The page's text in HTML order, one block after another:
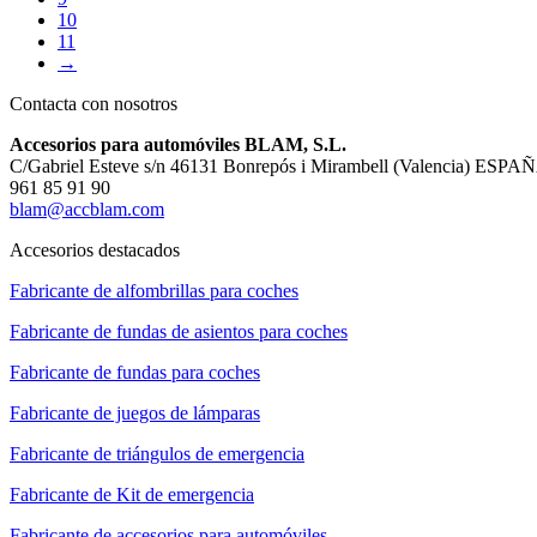
10
11
→
Contacta con nosotros
Accesorios para automóviles BLAM, S.L.
C/Gabriel Esteve s/n 46131 Bonrepós i Mirambell (Valencia)
961 85 91 90
blam@accblam.com
Accesorios destacados
Fabricante de alfombrillas para coches
Fabricante de fundas de asientos para coches
Fabricante de fundas para coches
Fabricante de juegos de lámparas
Fabricante de triángulos de emergencia
Fabricante de Kit de emergencia